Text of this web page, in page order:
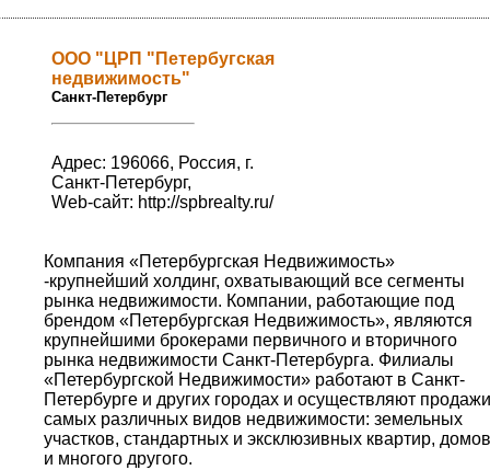
ООО "ЦРП "Петербугская
недвижимость"
Санкт-Петербург
Адрес: 196066, Россия, г.
Санкт-Петербург,
Web-сайт: http://spbrealty.ru/
Компания «Петербургская Недвижимость»
-крупнейший холдинг, охватывающий все сегменты
рынка недвижимости. Компании, работающие под
брендом «Петербургская Недвижимость», являются
крупнейшими брокерами первичного и вторичного
рынка недвижимости Санкт-Петербурга. Филиалы
«Петербургской Недвижимости» работают в Санкт-
Петербурге и других городах и осуществляют продажи
самых различных видов недвижимости: земельных
участков, стандартных и эксклюзивных квартир, домов
и многого другого.